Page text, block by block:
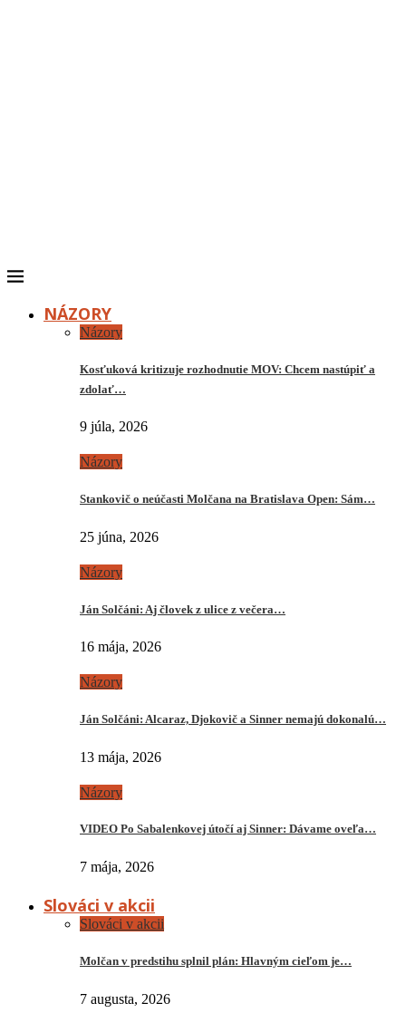
NÁZORY
Názory
Kosťuková kritizuje rozhodnutie MOV: Chcem nastúpiť a
zdolať…
9 júla, 2026
Názory
Stankovič o neúčasti Molčana na Bratislava Open: Sám…
25 júna, 2026
Názory
Ján Solčáni: Aj človek z ulice z večera…
16 mája, 2026
Názory
Ján Solčáni: Alcaraz, Djokovič a Sinner nemajú dokonalú…
13 mája, 2026
Názory
VIDEO Po Sabalenkovej útočí aj Sinner: Dávame oveľa…
7 mája, 2026
Slováci v akcii
Slováci v akcii
Molčan v predstihu splnil plán: Hlavným cieľom je…
7 augusta, 2026